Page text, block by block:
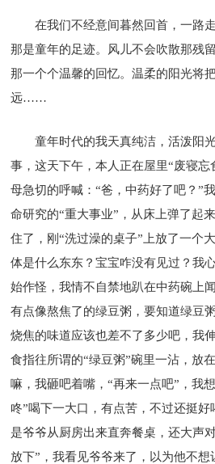
在我们不经意间暮然回首，一路
那是童年的足迹。风儿不会吹散那残
那一个个温馨的回忆。温柔的阳光将
远……
童年时代的我天真纯洁，活泼阳
事，这天下午，本人正在屋里“废寝
母急切的呼喊：“爸，中药好了吧？”
命研究的“重大事业”，从床上弹了起
住了，刚“洗过澡的桌子”上放了一个
体是什么东东？宝宝咋没有见过？我
始作怪，我情不自禁地趴在中药碗上
有点像熬焦了的绿豆粥，要知道绿豆
烧焦的味道应该也差不了多少吧，我
食指往所谓的“绿豆粥”碗里一沾，放
嘛，我砸吧着嘴，“再来一点吧”，我
咚”喝下一大口，有点苦，不过还挺
是爷爷从厨房出来直奔餐桌，还大声
放下”，我看见爷爷来了，以为他不想